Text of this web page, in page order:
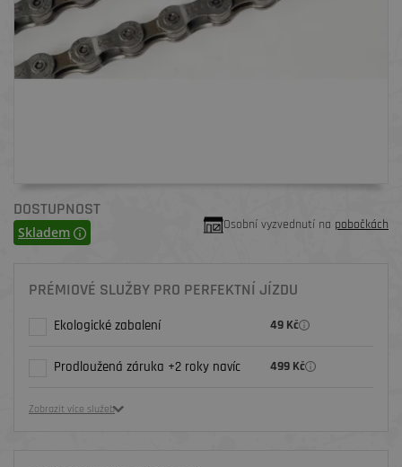
DOSTUPNOST
Skladem Osobní vyzvednutí na pobočkách
PRÉMIOVÉ SLUŽBY PRO PERFEKTNÍ JÍZDU
Ekologické zabalení 49 Kč
Prodloužená záruka +2 roky navíc 499 Kč
Zobrazit více služeb